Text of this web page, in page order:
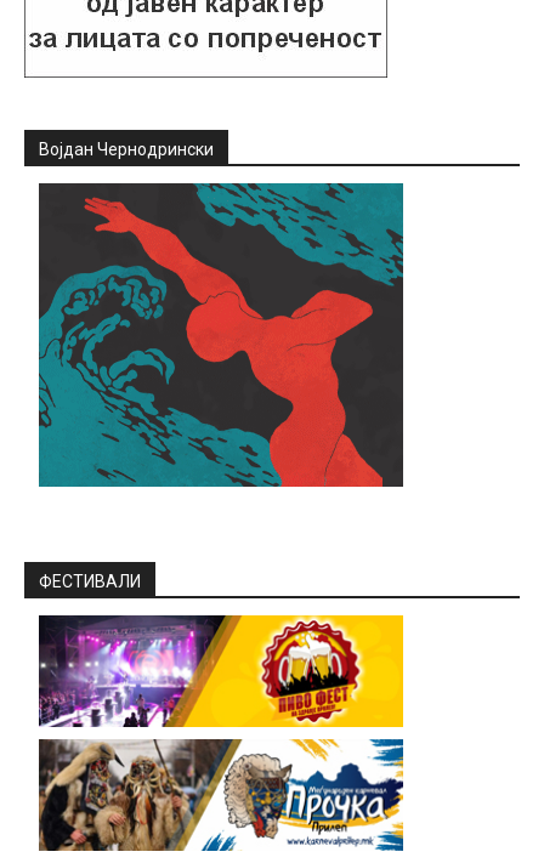
Војдан Чернодрински
ФЕСТИВАЛИ